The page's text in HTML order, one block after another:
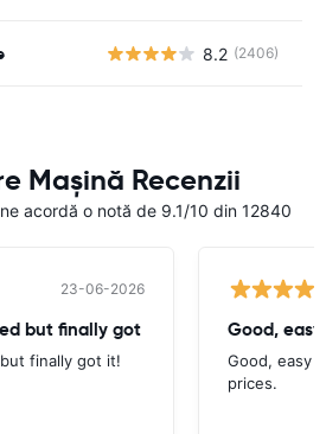
8.2 (2406)
Mașină Recenzii
acordă o notă de 9.1/10 din 12840
23-06-2026
but finally got
finally got it!
Good,
Good, easy
prices.